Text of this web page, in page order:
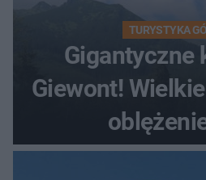
TURYSTYKA
Gigantyczne
Giewont!